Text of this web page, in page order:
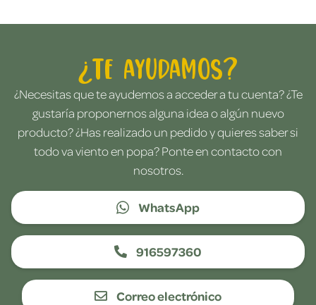
¿Te ayudamos?
¿Necesitas que te ayudemos a acceder a tu cuenta? ¿Te
gustaría proponernos alguna idea o algún nuevo
producto? ¿Has realizado un pedido y quieres saber si
todo va viento en popa? Ponte en contacto con
nosotros.
WhatsApp
916597360
Correo electrónico